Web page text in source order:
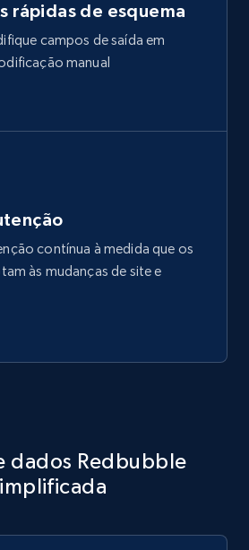
rápidas de esquema
campos de saída em
manual
contínua à medida que os
às mudanças de site e
dados Redbubble